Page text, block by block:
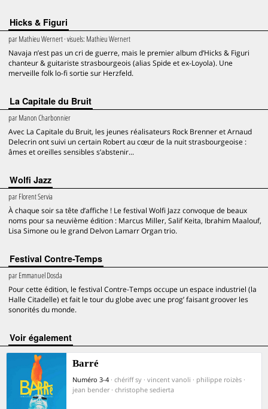
Hicks & Figuri
parMathieu Wernert· visuels: Mathieu Wernert
Navaja n’est pas un cri de guerre, mais le premier album d’Hicks & Figuri
chanteur & guitariste strasbourgeois (alias Spide et ex-Loyola). Une
merveille folk lo-fi sortie sur Herzfeld.
La Capitale du Bruit
parManon Charbonnier
Avec La Capitale du Bruit, les jeunes réalisateurs Rock Brenner et Arnaud
Delecrin ont suivi un certain Robert au cœur de la nuit strasbourgeoise :
âmes et oreilles sensibles s’abstenir...
Wolfi Jazz
parFlorent Servia
À chaque soir sa tête d’affiche ! Le festival Wolfi Jazz convoque de beaux
noms pour sa neuvième édition : Marcus Miller, Salif Keita, Ibrahim Maalouf,
Lisa Simone ou le grand Delvon Lamarr Organ trio.
Festival Contre-Temps
parEmmanuel Dosda
Pour cette édition, le festival Contre-Temps occupe un espace industriel (la
Halle Citadelle) et fait le tour du globe avec une prog’ faisant groover les
sonorités du monde.
voir également
Barré
Numéro 3-4 · chériff sy · vincent vanoli · philippe roizès ·
jean bender · christophe sedierta